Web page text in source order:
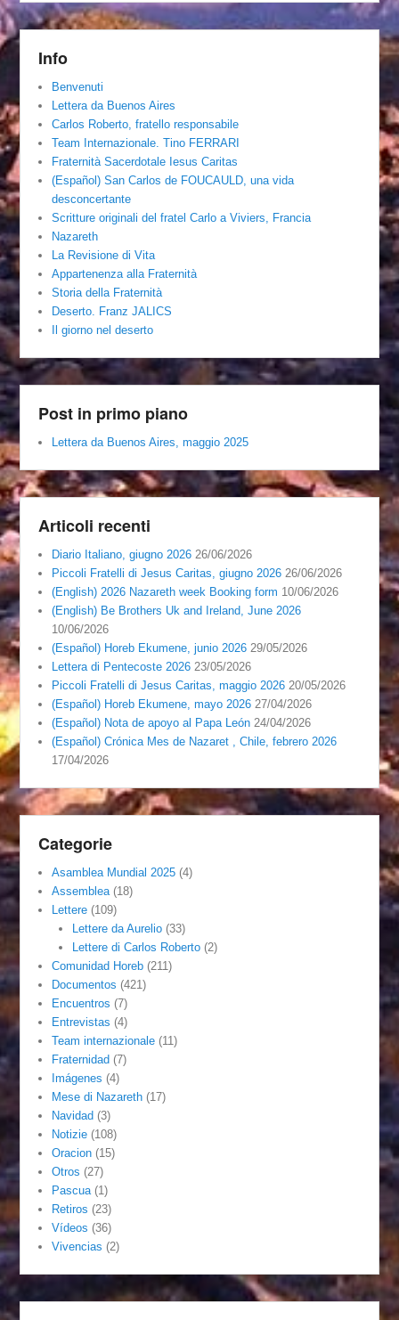
Info
Benvenuti
Lettera da Buenos Aires
Carlos Roberto, fratello responsabile
Team Internazionale. Tino FERRARI
Fraternità Sacerdotale Iesus Caritas
(Español) San Carlos de FOUCAULD, una vida
desconcertante
Scritture originali del fratel Carlo a Viviers, Francia
Nazareth
La Revisione di Vita
Appartenenza alla Fraternità
Storia della Fraternità
Deserto. Franz JALICS
Il giorno nel deserto
Post in primo piano
Lettera da Buenos Aires, maggio 2025
Articoli recenti
Diario Italiano, giugno 2026 26/06/2026
Piccoli Fratelli di Jesus Caritas, giugno 2026 26/06/2026
(English) 2026 Nazareth week Booking form 10/06/2026
(English) Be Brothers Uk and Ireland, June 2026
10/06/2026
(Español) Horeb Ekumene, junio 2026 29/05/2026
Lettera di Pentecoste 2026 23/05/2026
Piccoli Fratelli di Jesus Caritas, maggio 2026 20/05/2026
(Español) Horeb Ekumene, mayo 2026 27/04/2026
(Español) Nota de apoyo al Papa León 24/04/2026
(Español) Crónica Mes de Nazaret , Chile, febrero 2026
17/04/2026
Categorie
Asamblea Mundial 2025 (4)
Assemblea (18)
Lettere (109)
Lettere da Aurelio(33)
Lettere di Carlos Roberto(2)
Comunidad Horeb (211)
Documentos (421)
Encuentros (7)
Entrevistas (4)
Team internazionale (11)
Fraternidad (7)
Imágenes (4)
Mese di Nazareth (17)
Navidad (3)
Notizie (108)
Oracion (15)
Otros (27)
Pascua (1)
Retiros (23)
Vídeos (36)
Vivencias (2)